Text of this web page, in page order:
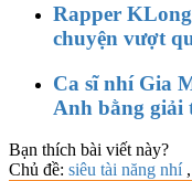
Rapper
chuyện vượt
Ca sĩ nhí Gia
Anh bằng giải
Bạn thích bài viết này?
Chủ đề: siêu tài năng nhí ,